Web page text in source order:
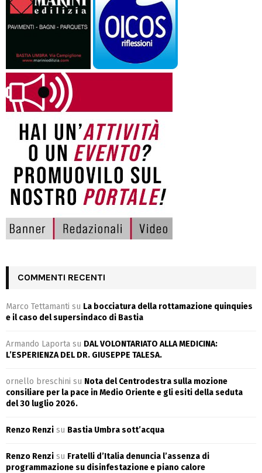
COMMENTI RECENTI
Marco Tettamanti su La bocciatura della rottamazione quinquies
e il caso del supersindaco di Bastia
Armando Laporta su DAL VOLONTARIATO ALLA MEDICINA:
L’ESPERIENZA DEL DR. GIUSEPPE TALESA.
ornello breschini su Nota del Centrodestra sulla mozione
consiliare per la pace in Medio Oriente e gli esiti della seduta
del 30 luglio 2026.
Renzo Renzi su Bastia Umbra sott’acqua
Renzo Renzi su Fratelli d’Italia denuncia l’assenza di
programmazione su disinfestazione e piano calore